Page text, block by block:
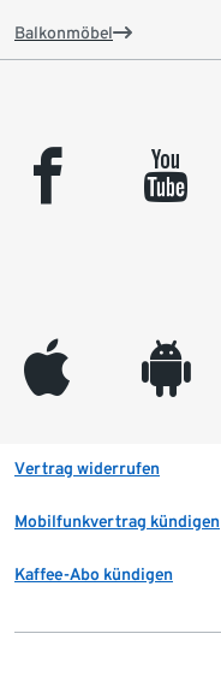
Balkonmöbel
facebook youtube
appleinc android
Vertrag widerrufen
Mobilfunkvertrag kündigen
Kaffee-Abo kündigen